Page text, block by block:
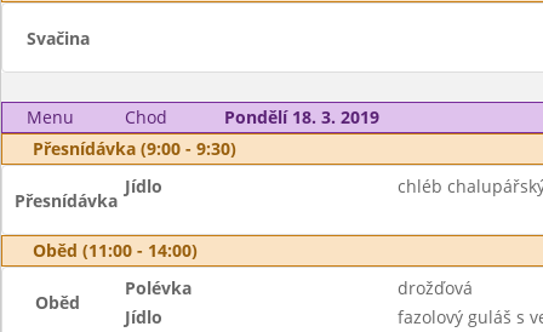
Svačina
Menu Chod
Pondělí 18. 3. 2019
Přesnídávka (9:00 - 9:30)
Přesnídávka
Jídlo chléb
Oběd (11:00 - 14:00)
Oběd
Polévka
drožďová
Jídlo
fazolový guláš s